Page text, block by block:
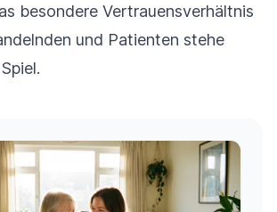
besondere Vertrauensverhältnis
und Patienten stehe